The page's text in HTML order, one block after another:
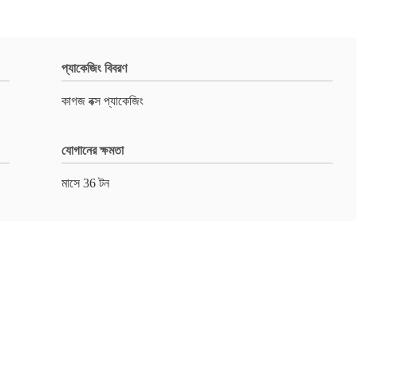
প্যাকেজিং বিবরণ
কাগজ বক্স প্যাকেজিং
যোগানের ক্ষমতা
মাসে 36 টন